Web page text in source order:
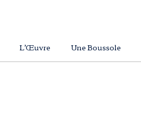
L’Œuvre Une Boussole